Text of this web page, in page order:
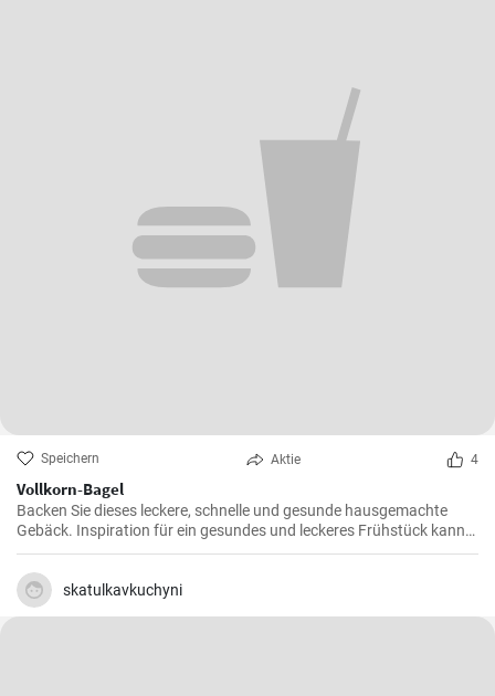
Speichern Aktie 4
Vollkorn-Bagel
Backen Sie dieses leckere, schnelle und gesunde hausgemachte
Gebäck. Inspiration für ein gesundes und leckeres Frühstück kann
man nie genug haben.
skatulkavkuchyni